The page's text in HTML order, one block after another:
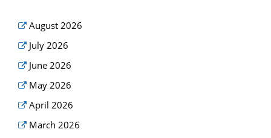
August 2026
July 2026
June 2026
May 2026
April 2026
March 2026